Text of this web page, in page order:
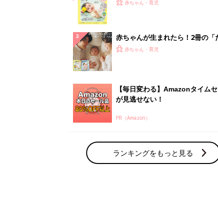
赤ちゃん・育児
赤ちゃんが生まれたら！2冊の「
ひよ」
赤ちゃん・育児
【毎日変わる】Amazonタイム
が見逃せない！
PR（Amazon）
ランキングをもっと見る